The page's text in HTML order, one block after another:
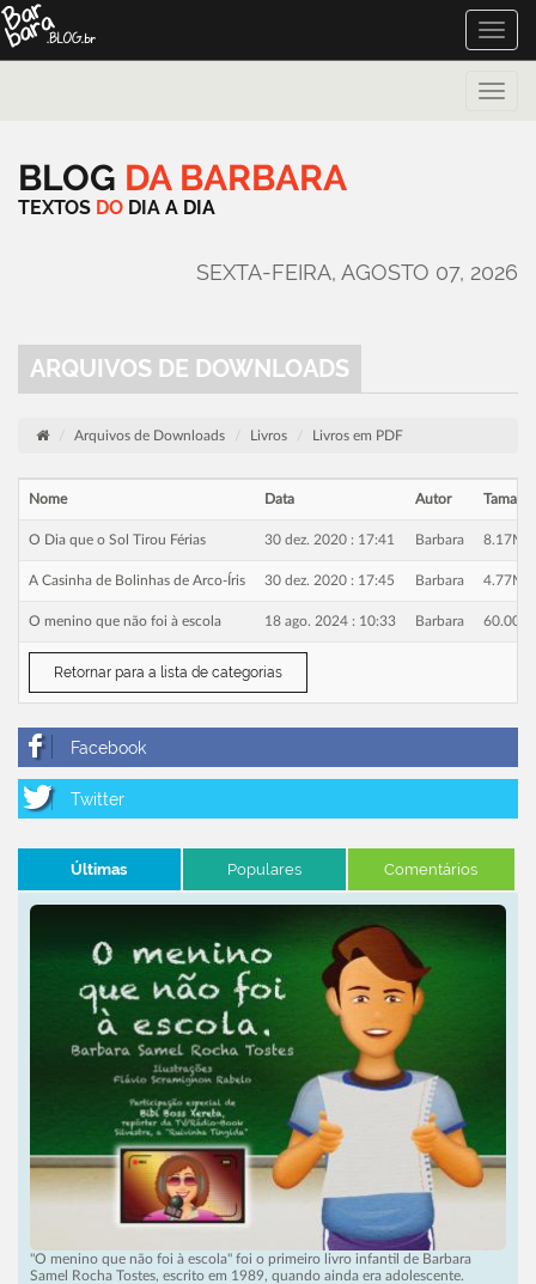
Toggle
Toggle
BLOG DA BARBARA
TEXTOS DO DIA A DIA
SEXTA-FEIRA, AGOSTO 07, 2026
ARQUIVOS DE DOWNLOADS
Arquivos de Downloads Livros Livros em PDF
Nome Data Autor
O Dia que o Sol Tirou Férias 30 dez. 2020 : 17:41 Barbara 8.17Mb
A Casinha de Bolinhas de Arco-Íris 30 dez. 2020 : 17:45 Barbara 4.77Mb
O menino que não foi à escola 18 ago. 2024 : 10:33 Barbara
Retornar para a lista de categorias
Últimas Populares Comentários
"O menino que não foi à escola" foi o primeiro livro infantil de Barbara
Samel Rocha Tostes, escrito em 1989, quando ainda era adolescente.